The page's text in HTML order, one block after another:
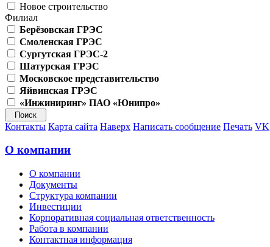
Новое строительство
Филиал
Берёзовская ГРЭС
Смоленская ГРЭС
Сургутская ГРЭС-2
Шатурская ГРЭС
Московское представительство
Яйвинская ГРЭС
«Инжиниринг» ПАО «Юнипро»
Контакты Карта сайта Наверх Написать сообщение Печать VK
О компании
О компании
Документы
Структура компании
Инвестиции
Корпоративная социальная ответственность
Работа в компании
Контактная информация